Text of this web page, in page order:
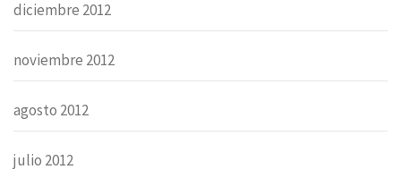
diciembre 2012
noviembre 2012
agosto 2012
julio 2012